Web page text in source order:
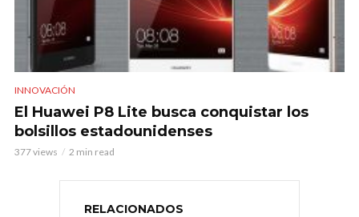
INNOVACIÓN
El Huawei P8 Lite busca conquistar los
bolsillos estadounidenses
377 views 2 min read
RELACIONADOS